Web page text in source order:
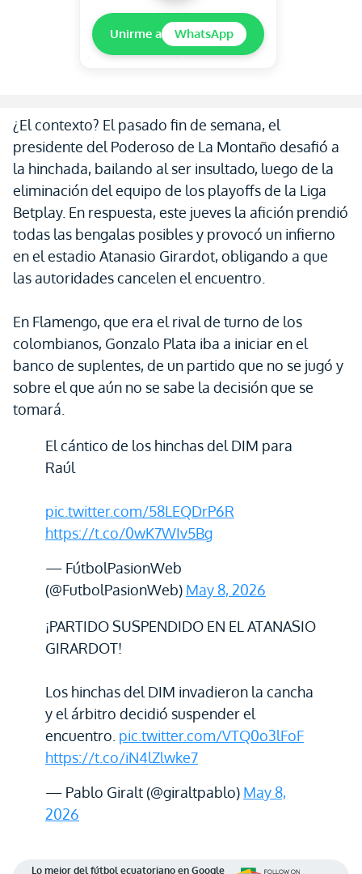
Unirme a WhatsApp
¿El contexto? El pasado fin de semana, el
presidente del Poderoso de La Montaño desafió a
la hinchada, bailando al ser insultado, luego de la
eliminación del equipo de los playoffs de la Liga
Betplay. En respuesta, este jueves la afición prendió
todas las bengalas posibles y provocó un infierno
en el estadio Atanasio Girardot, obligando a que
las autoridades cancelen el encuentro.
En Flamengo, que era el rival de turno de los
colombianos, Gonzalo Plata iba a iniciar en el
banco de suplentes, de un partido que no se jugó y
sobre el que aún no se sabe la decisión que se
tomará.
El cántico de los hinchas del DIM para
Raúl
pic.twitter.com/58LEQDrP6R
https://t.co/0wK7WIv5Bg
— FútbolPasionWeb
(@FutbolPasionWeb) May 8, 2026
¡PARTIDO SUSPENDIDO EN EL ATANASIO
GIRARDOT!
Los hinchas del DIM invadieron la cancha
y el árbitro decidió suspender el
encuentro. pic.twitter.com/VTQ0o3lFoF
https://t.co/iN4lZlwke7
— Pablo Giralt (@giraltpablo) May 8,
2026
Lo mejor del fútbol ecuatoriano en Google